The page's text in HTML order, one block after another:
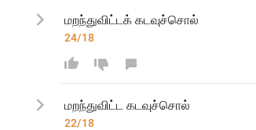
மறந்துவிட்டக் கடவுச்சொல்
24/18
மறந்துவிட்ட கடவுச்சொல்
22/18